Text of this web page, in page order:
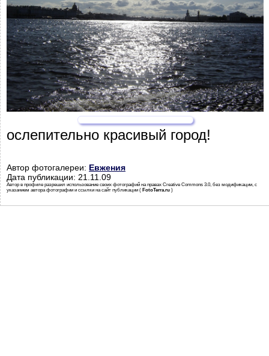
ослепительно красивый город!
Автор фотогалереи: Евжения
Дата публикации: 21.11.09
Автор в профиле разрешил использование своих фотографий на правах Creative Commons 3.0, без модификации, с
указанием автора фотографии и ссылки на сайт публикации ( FotoTerra.ru )